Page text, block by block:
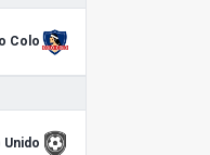
Colo
Unido